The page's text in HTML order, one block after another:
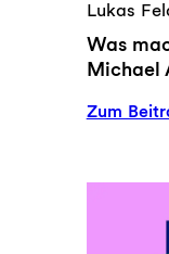
Lukas
Was
Michael
Zum